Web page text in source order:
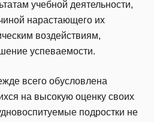
учебной деятельности,
нарастающего их
воздействиям,
успеваемости.
всего обусловлена
на высокую оценку своих
подростки не